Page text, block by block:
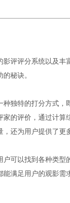
评评分系统以及丰
秘诀。
独特的打分方式，
的评价，通过计算
还为用户提供了更
可以找到各种类型
满足用户的观影需